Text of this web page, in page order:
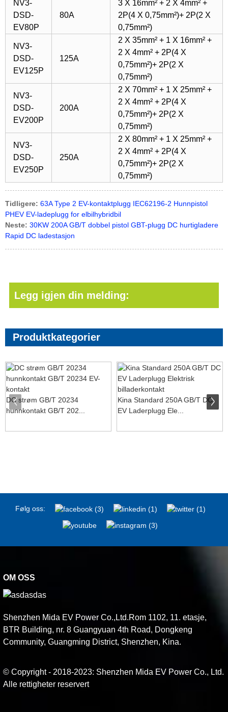
NV3-
DSD-
EV80P
80A
3 X 16mm² + 2 X 4mm² +
2P(4 X 0,75mm²)+ 2P(2 X
0,75mm²)
NV3-
DSD-
EV125P
125A
2 X 35mm² + 1 X 16mm² +
2 X 4mm² + 2P(4 X
0,75mm²)+ 2P(2 X
0,75mm²)
NV3-
DSD-
EV200P
200A
2 X 70mm² + 1 X 25mm² +
2 X 4mm² + 2P(4 X
0,75mm²)+ 2P(2 X
0,75mm²)
NV3-
DSD-
EV250P
250A
2 X 80mm² + 1 X 25mm² +
2 X 4mm² + 2P(4 X
0,75mm²)+ 2P(2 X
0,75mm²)
Tidligere: 63A Type 2 EV-kontaktplugg IEC62196-2 Hunnpistol
PHEV EV-ladeplugg for elbilhybridbil
Neste: 30KW 200A GB/T dobbel pistol GBT-plugg DC hurtigladere
Rapid DC ladestasjon
Legg igjen din melding:
Produktkategorier
DC strøm GB/T 20234
hunnkontakt GB/T 202...
Kina Standard 250A GB/T DC
EV Laderplugg Ele...
Følg oss:
OM OSS
Shenzhen Mida EV Power Co.,Ltd.Rom 1102, 11. etasje,
BTR Building, nr. 8 Guangyuan 4th Road, Dongkeng
Community, Guangming District, Shenzhen, Kina.
© Copyright - 2018-2023: Shenzhen Mida EV Power Co., Ltd.
Alle rettigheter reservert